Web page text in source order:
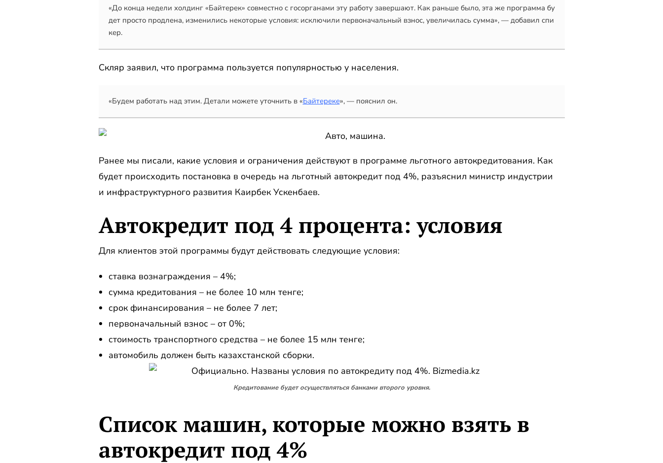
«До конца недели холдинг «Байтерек» совместно с госорганами эту работу завершают. Как раньше было, эта же программа бу
дет просто продлена, изменились некоторые условия: исключили первоначальный взнос, увеличилась сумма», — добавил спи
кер.
Скляр заявил, что программа пользуется популярностью у населения.
«Будем работать над этим. Детали можете уточнить в «Байтереке», — пояснил он.
Ранее мы писали, какие условия и ограничения действуют в программе льготного автокредитования. Как
будет происходить постановка в очередь на льготный автокредит под 4%, разъяснил министр индустрии
и инфраструктурного развития Каирбек Ускенбаев.
Автокредит под 4 процента: условия
Для клиентов этой программы будут действовать следующие условия:
ставка вознаграждения – 4%;
сумма кредитования – не более 10 млн тенге;
срок финансирования – не более 7 лет;
первоначальный взнос – от 0%;
стоимость транспортного средства – не более 15 млн тенге;
автомобиль должен быть казахстанской сборки.
Кредитование будет осуществляться банками второго уровня.
Список машин, которые можно взять в
автокредит под 4%